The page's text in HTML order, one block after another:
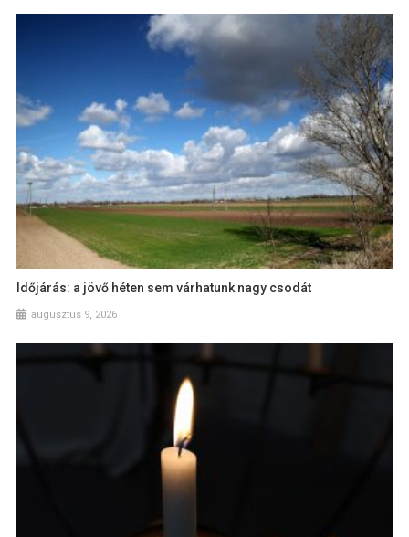
Időjárás: a jövő héten sem várhatunk nagy csodát
augusztus 9, 2026